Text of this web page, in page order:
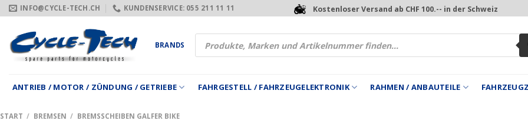
Zum
Inhalt
springen
INFO@CYCLE-TECH.CH KUNDENSERVICE: 055 211 11 11 Kostenloser Versand ab CHF 100.-- in der Schweiz
BRANDS
Products
search
ANTRIEB / MOTOR / ZÜNDUNG / GETRIEBE FAHRGESTELL / FAHRZEUGELEKTRONIK RAHMEN / ANBAUTEILE
START / BREMSEN / BREMSSCHEIBEN GALFER BIKE